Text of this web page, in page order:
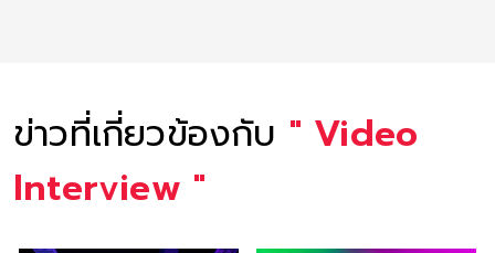
ข่าวที่เกี่ยวข้องกับ " Video
Interview "